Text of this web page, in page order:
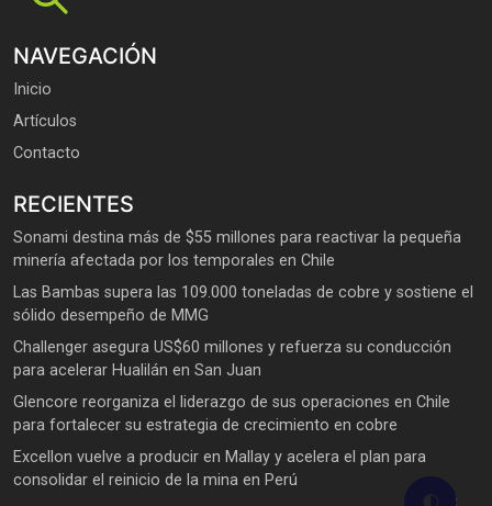
NAVEGACIÓN
Inicio
Artículos
Contacto
RECIENTES
Sonami destina más de $55 millones para reactivar la pequeña
minería afectada por los temporales en Chile
Las Bambas supera las 109.000 toneladas de cobre y sostiene el
sólido desempeño de MMG
Challenger asegura US$60 millones y refuerza su conducción
para acelerar Hualilán en San Juan
Glencore reorganiza el liderazgo de sus operaciones en Chile
para fortalecer su estrategia de crecimiento en cobre
Excellon vuelve a producir en Mallay y acelera el plan para
consolidar el reinicio de la mina en Perú